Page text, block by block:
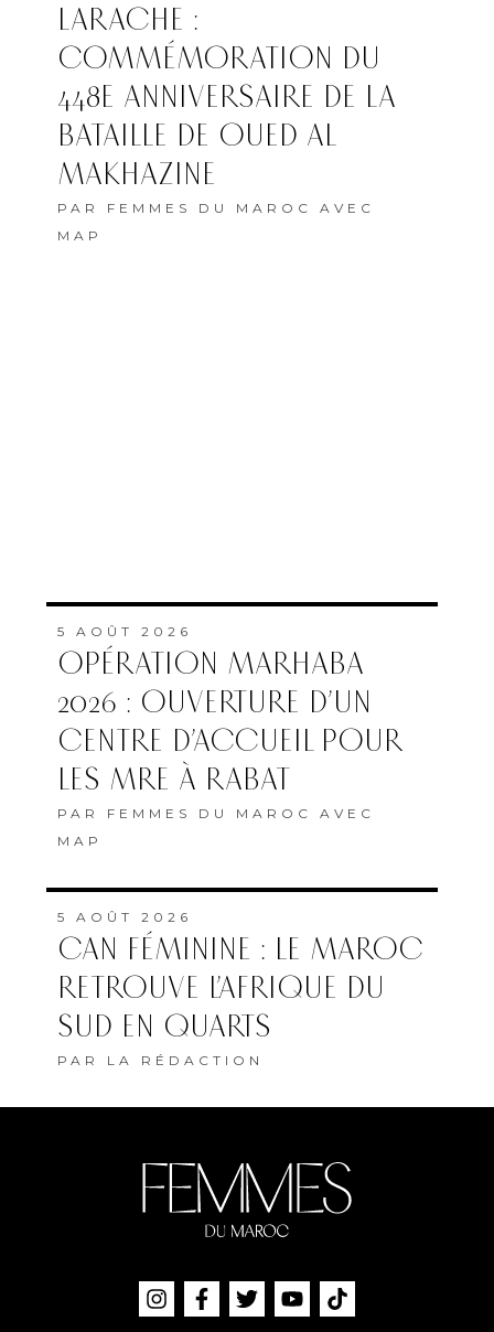
LARACHE :
COMMÉMORATION DU
448E ANNIVERSAIRE DE LA
BATAILLE DE OUED AL
MAKHAZINE
PAR FEMMES DU MAROC AVEC
MAP
5 AOÛT 2026
OPÉRATION MARHABA
2026 : OUVERTURE D’UN
CENTRE D’ACCUEIL POUR
LES MRE À RABAT
PAR FEMMES DU MAROC AVEC
MAP
5 AOÛT 2026
CAN FÉMININE : LE MAROC
RETROUVE L’AFRIQUE DU
SUD EN QUARTS
PAR LA RÉDACTION